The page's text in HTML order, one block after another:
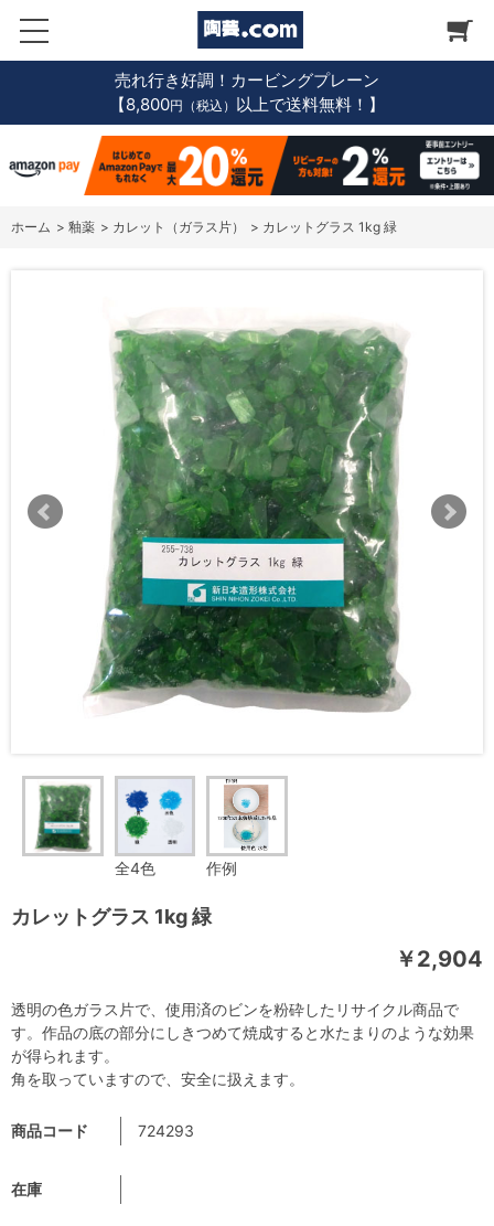
売れ行き好調！カービングプレーン
【8,800円（税込） 以上で送料無料！】
ホーム > 釉薬 > カレット（ガラス片） > カレットグラス 1kg 緑
全4色 作例
カレットグラス 1kg 緑
￥2,904
商品コード 724293
在庫
透明の色ガラス片で、使用済のビンを粉砕したリサイクル商品で
す。作品の底の部分にしきつめて焼成すると水たまりのような効果
が得られます。
角を取っていますので、安全に扱えます。